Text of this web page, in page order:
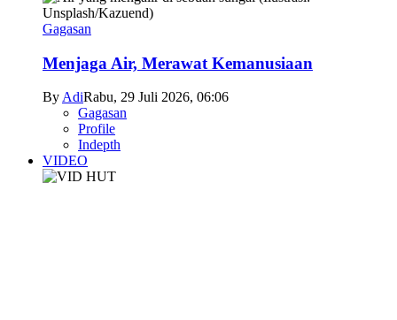
Gagasan
Menjaga Air, Merawat Kemanusiaan
ByAdiRabu, 29 Juli 2026, 06:06
Gagasan
Profile
Indepth
VIDEO